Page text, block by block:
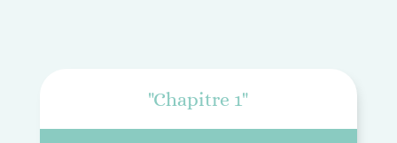
"Chapitre 1"